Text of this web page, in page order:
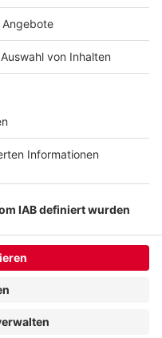
Höhere Gewalt wie
ist kein